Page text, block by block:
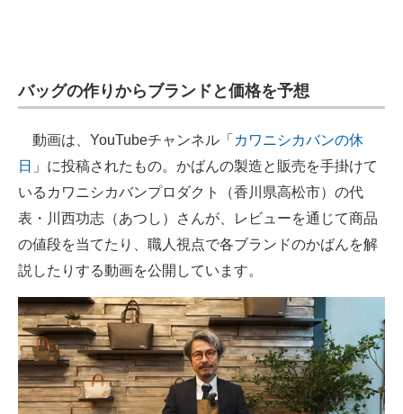
バッグの作りからブランドと価格を予想
動画は、YouTubeチャンネル「 カワニシカバンの休
日 」に投稿されたもの。かばんの製造と販売を手掛けて
いるカワニシカバンプロダクト（香川県高松市）の代
表・川西功志（あつし）さんが、レビューを通じて商品
の値段を当てたり、職人視点で各ブランドのかばんを解
説したりする動画を公開しています。